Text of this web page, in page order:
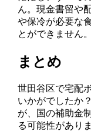
ん。現金書留や
や保冷が必要な
とができません
まとめ
世田谷区で宅配
いかがでしたか
が、国の補助金
る可能性があり